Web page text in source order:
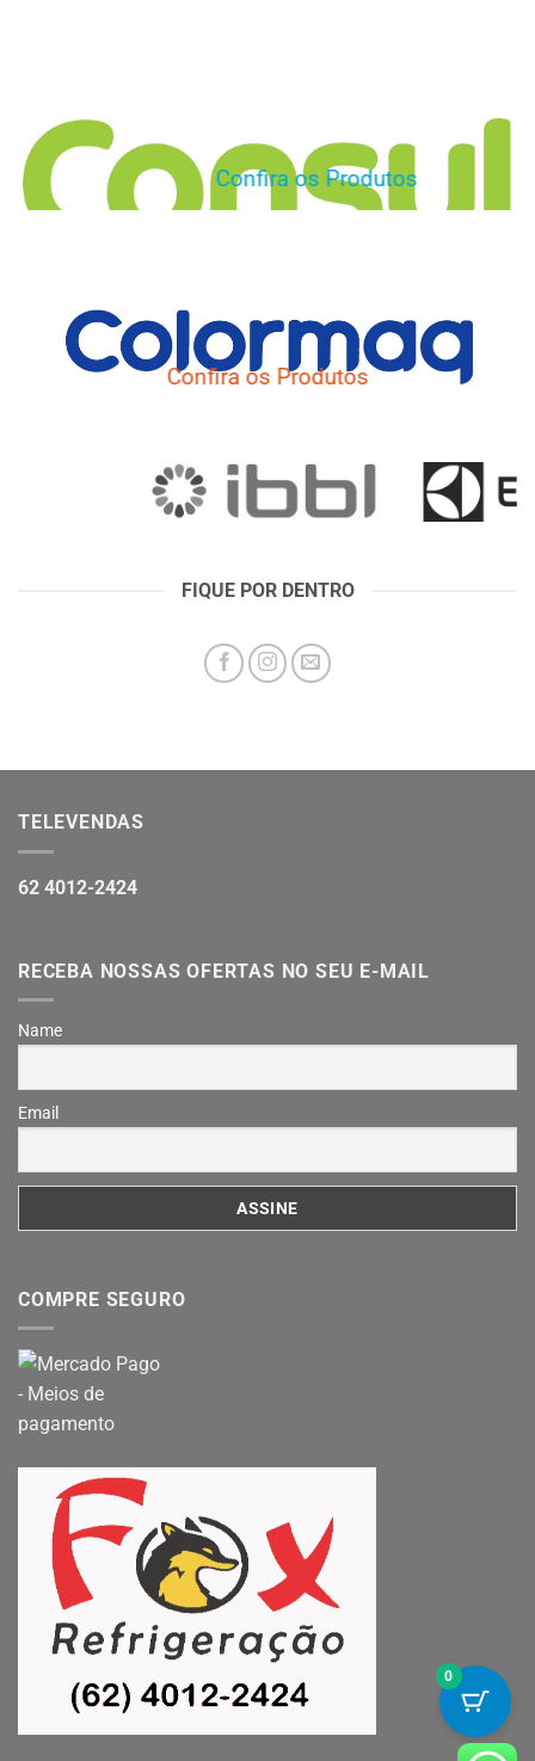
Confira os Produtos
Confira os Produtos
FIQUE POR DENTRO
TELEVENDAS
62 4012-2424
RECEBA NOSSAS OFERTAS NO SEU E-MAIL
Name
Email
COMPRE SEGURO
0